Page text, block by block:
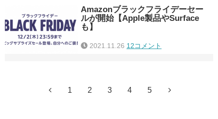
Amazonブラックフライデーセー
ルが開始【Apple製品やSurface
も】
2021.11.26 12コメント
1 2 3 4 5